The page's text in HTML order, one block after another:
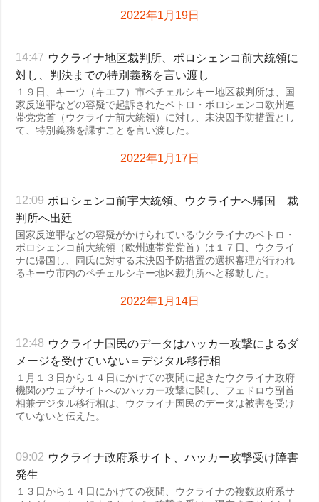
2022年1月19日
14:47 ウクライナ地区裁判所、ポロシェンコ前大統領に
対し、判決までの特別義務を言い渡し
１９日、キーウ（キエフ）市ペチェルシキー地区裁判所は、国
家反逆罪などの容疑で起訴されたペトロ・ポロシェンコ欧州連
帯党党首（ウクライナ前大統領）に対し、未決囚予防措置とし
て、特別義務を課すことを言い渡した。
2022年1月17日
12:09 ポロシェンコ前宇大統領、ウクライナへ帰国 裁
判所へ出廷
国家反逆罪などの容疑がかけられているウクライナのペトロ・
ポロシェンコ前大統領（欧州連帯党党首）は１７日、ウクライ
ナに帰国し、同氏に対する未決囚予防措置の選択審理が行われ
るキーウ市内のペチェルシキー地区裁判所へと移動した。
2022年1月14日
12:48 ウクライナ国民のデータはハッカー攻撃によるダ
メージを受けていない＝デジタル移行相
１月１３日から１４日にかけての夜間に起きたウクライナ政府
機関のウェブサイトへのハッカー攻撃に関し、フェドロウ副首
相兼デジタル移行相は、ウクライナ国民のデータは被害を受け
ていないと伝えた。
09:02 ウクライナ政府系サイト、ハッカー攻撃受け障害
発生
１３日から１４日にかけての夜間、ウクライナの複数政府系サ